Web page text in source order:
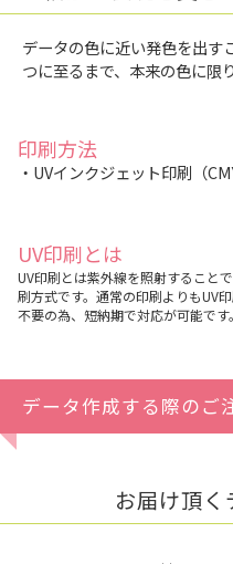
データの色に近い発色を出す
つに至るまで、本来の色に限
印刷方法
・UVインクジェット印刷（
UV印刷とは
UV印刷とは紫外線を照射すること
刷方式です。通常の印刷よりもUV
不要の為、短納期で対応が可能です。
データ作成する際のご
お届け頂く